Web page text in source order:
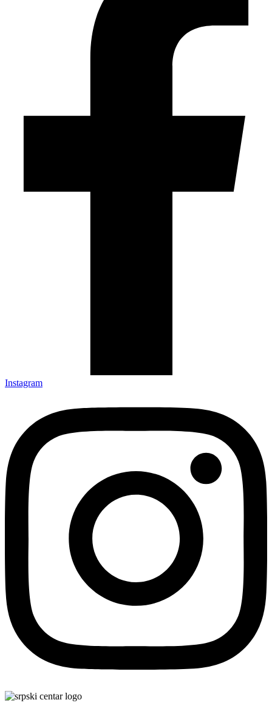
Instagram